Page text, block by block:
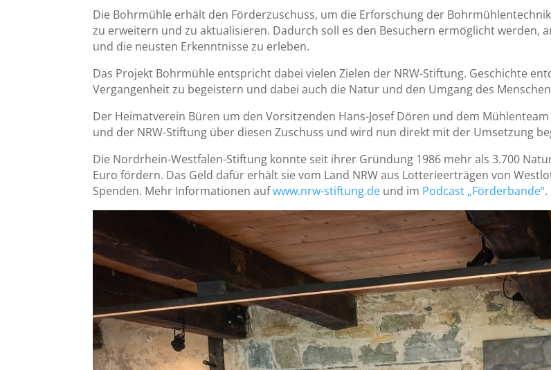
Die Bohrmühle erhält den Förderzuschuss, um die Erforschung der
zu erweitern und zu aktualisieren. Dadurch soll es den Besuchern ermöglicht
und die neusten Erkenntnisse zu erleben.
Das Projekt Bohrmühle entspricht dabei vielen Zielen der NRW-Stiftung. Geschichte
Vergangenheit zu begeistern und dabei auch die Natur und den Umgang des
Der Heimatverein Büren um den Vorsitzenden Hans-Josef Dören und dem
und der NRW-Stiftung über diesen Zuschuss und wird nun direkt mit der Umsetzung
Die Nordrhein-Westfalen-Stiftung konnte seit ihrer Gründung 1986 mehr als 3.700
Euro fördern. Das Geld dafür erhält sie vom Land NRW aus Lotterieerträgen von
Spenden. Mehr Informationen aufwww.nrw-stiftung.de und im Podcast „Förderbande“.